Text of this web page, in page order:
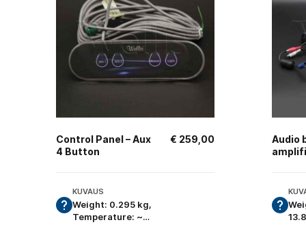
Control Panel – Aux
4 Button
€ 259,00
KUVAUS
Weight: 0.295 kg,
Temperature: ~…
Audio